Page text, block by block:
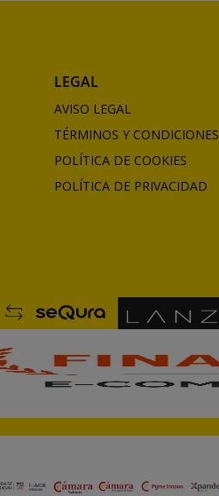
LEGAL
AVISO LEGAL
TÉRMINOS Y CONDICIONES
POLÍTICA DE COOKIES
POLÍTICA DE PRIVACIDAD